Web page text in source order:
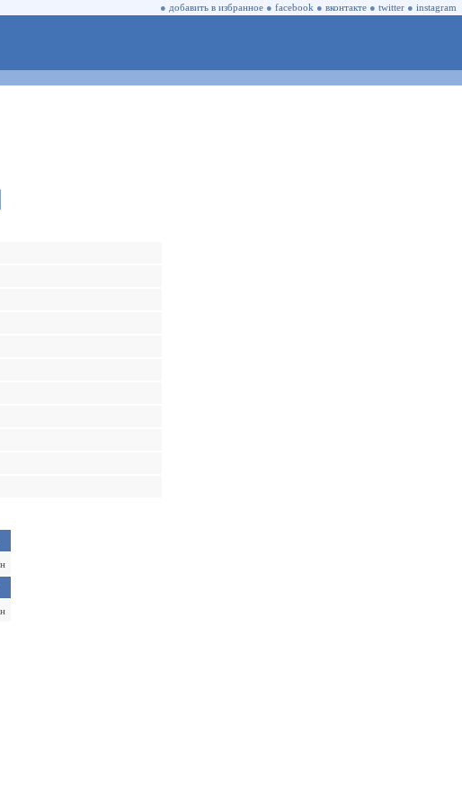
● добавить в избранное ● facebook ● вконтакте ● twitter ● instagram